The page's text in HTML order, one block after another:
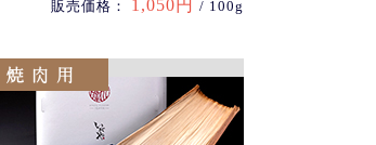
販売価格： 1,050円 / 100g